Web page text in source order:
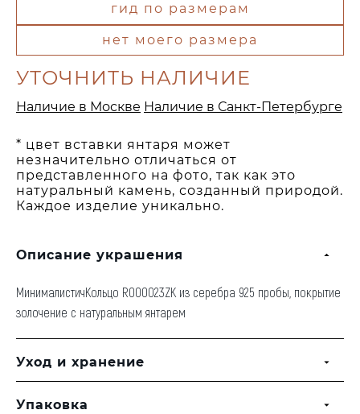
гид по размерам
нет моего размера
* цвет вставки янтаря может
незначительно отличаться от
представленного на фото, так как это
натуральный камень, созданный природой.
Каждое изделие уникально.
Описание украшения
МинималистичКольцо R000023ZK из серебра 925 пробы, покрытие
золочение с натуральным янтарем
Уход и хранение
Упаковка
УТОЧНИТЬ НАЛИЧИЕ
Наличие в Москве Наличие в Санкт-Петербурге